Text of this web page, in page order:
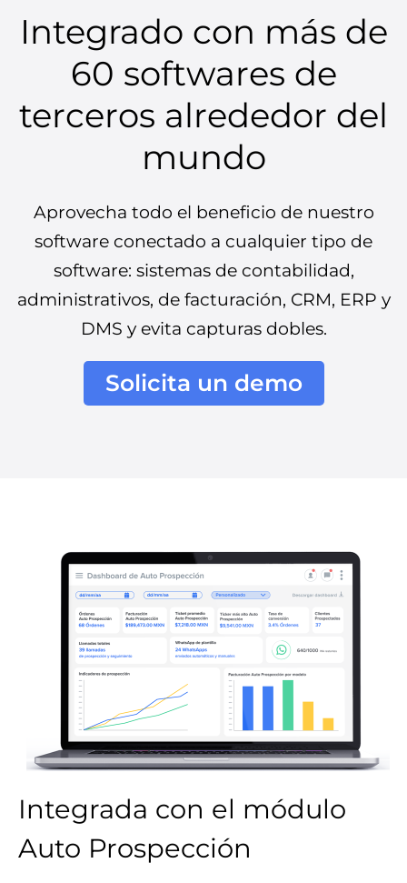
Integrado con más de
60 softwares de
terceros alrededor del
mundo
Aprovecha todo el beneficio de nuestro
software conectado a cualquier tipo de
software: sistemas de contabilidad,
administrativos, de facturación, CRM, ERP y
DMS y evita capturas dobles.
Solicita un demo
Integrada con el módulo
Auto Prospección